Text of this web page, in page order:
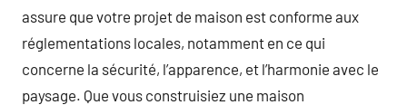
assure que votre projet de maison est conforme aux
réglementations locales, notamment en ce qui
concerne la sécurité, l’apparence, et l’harmonie avec le
paysage. Que vous construisiez une maison